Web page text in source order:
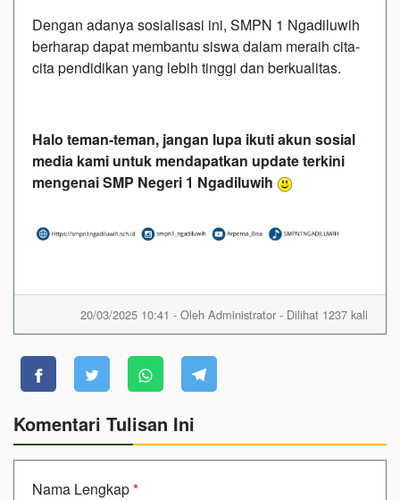
Dengan adanya sosialisasi ini, SMPN 1 Ngadiluwih
berharap dapat membantu siswa dalam meraih cita-
cita pendidikan yang lebih tinggi dan berkualitas.
Halo teman-teman, jangan lupa ikuti akun sosial
media kami untuk mendapatkan update terkini
mengenai SMP Negeri 1 Ngadiluwih
20/03/2025 10:41 - Oleh Administrator - Dilihat 1237 kali
Komentari Tulisan Ini
Nama Lengkap*